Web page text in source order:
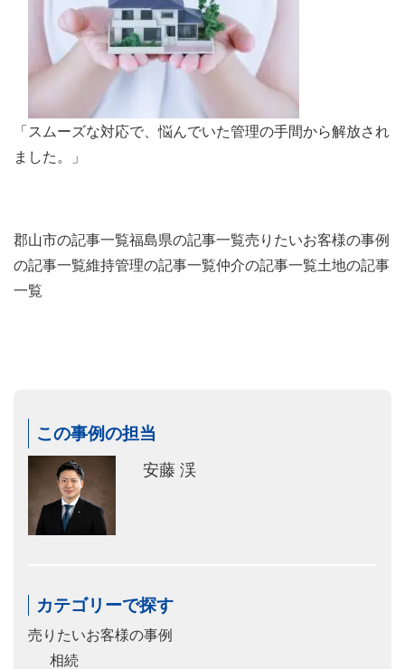
「スムーズな対応で、悩んでいた管理の手間から解放され
ました。」
郡山市の記事一覧福島県の記事一覧売りたいお客様の事例
の記事一覧維持管理の記事一覧仲介の記事一覧土地の記事
一覧
この事例の担当
安藤 渓
カテゴリーで探す
売りたいお客様の事例
相続